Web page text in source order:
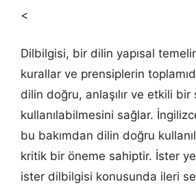
<
Dilbilgisi, bir dilin yapısal
kurallar ve prensiplerin
dilin doğru, anlaşılır ve etkili bir
kullanılabilmesini sağlar.
bu bakımdan dilin doğru
kritik bir öneme sahiptir. İster
ister dilbilgisi konusunda ileri